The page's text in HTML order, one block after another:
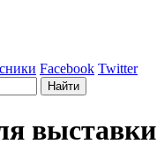
Facebook Twitter
выставки